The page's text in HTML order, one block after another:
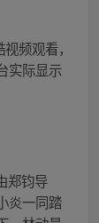
频观看，
实际显示
郑钧导
炎一同踏